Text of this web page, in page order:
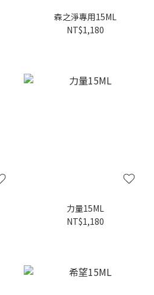
森之淨專用15ML
NT$1,180
力量15ML
NT$1,180